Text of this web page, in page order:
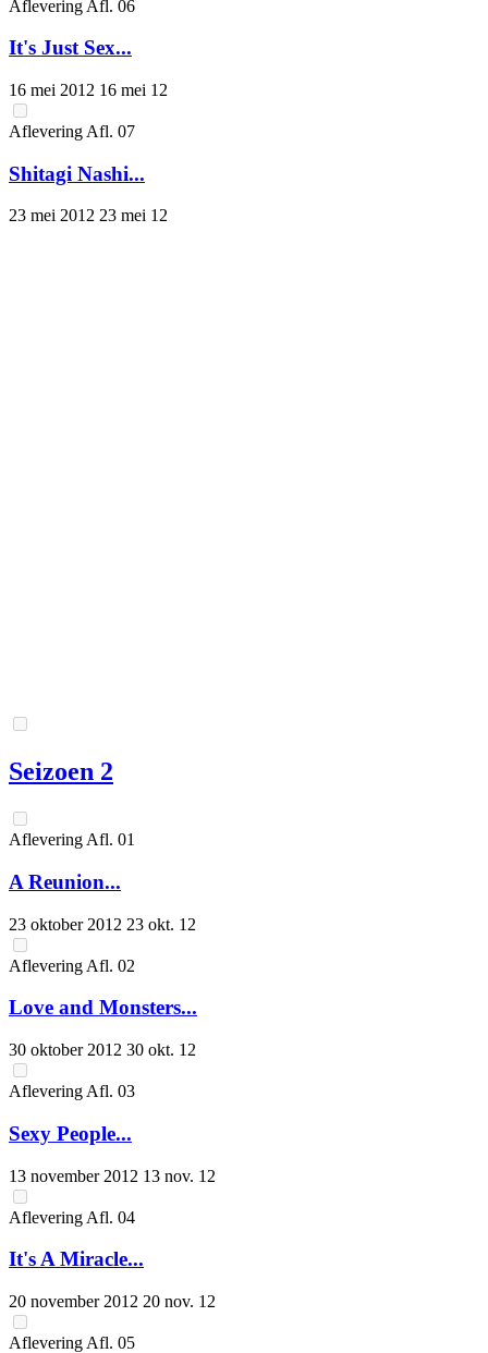
Aflevering Afl. 06
It's Just Sex...
16 mei 2012 16 mei 12
Aflevering Afl. 07
Shitagi Nashi...
23 mei 2012 23 mei 12
Seizoen 2
Aflevering Afl. 01
A Reunion...
23 oktober 2012 23 okt. 12
Aflevering Afl. 02
Love and Monsters...
30 oktober 2012 30 okt. 12
Aflevering Afl. 03
Sexy People...
13 november 2012 13 nov. 12
Aflevering Afl. 04
It's A Miracle...
20 november 2012 20 nov. 12
Aflevering Afl. 05